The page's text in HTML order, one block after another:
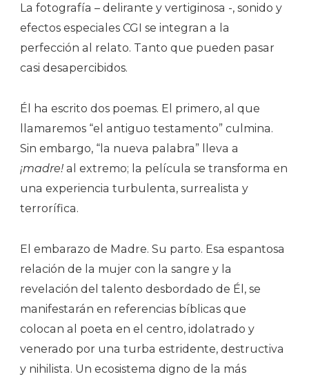
La fotografía – delirante y vertiginosa -, sonido y
efectos especiales CGI se integran a la
perfección al relato. Tanto que pueden pasar
casi desapercibidos.
Él ha escrito dos poemas. El primero, al que
llamaremos “el antiguo testamento” culmina.
Sin embargo, “la nueva palabra” lleva a
¡madre! al extremo; la película se transforma en
una experiencia turbulenta, surrealista y
terrorífica.
El embarazo de Madre. Su parto. Esa espantosa
relación de la mujer con la sangre y la
revelación del talento desbordado de Él, se
manifestarán en referencias bíblicas que
colocan al poeta en el centro, idolatrado y
venerado por una turba estridente, destructiva
y nihilista. Un ecosistema digno de la más